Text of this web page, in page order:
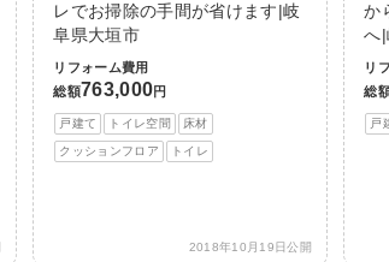
レでお掃除の手間が省けます|岐
阜県大垣市
リフォーム費用
総額763,000円
戸建て トイレ空間 床材
クッションフロア トイレ
2018年10月19日公開
か
へ|
リ
総額
戸